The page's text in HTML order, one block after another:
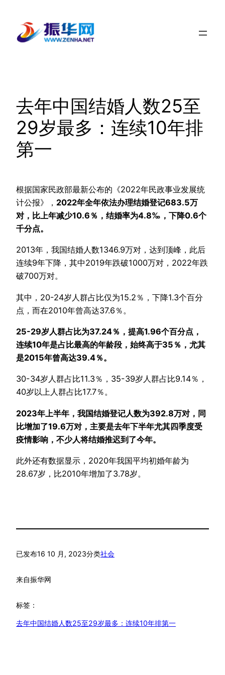
去年中国结婚人数25至
29岁最多：连续10年排
第一
根据国家民政部最新公布的《2022年民政事业发展统
计公报》， 2022年全年依法办理结婚登记683.5万
对，比上年减少10.6％，结婚率为4.8‰，下降0.6个
千分点。
2013年，我国结婚人数1346.9万对，达到顶峰，此后
连续9年下降，其中2019年跌破1000万对，2022年跌
破700万对。
其中，20-24岁人群占比仅为15.2％，下降1.3个百分
点，而在2010年曾高达37.6％。
25-29岁人群占比为37.24％，提高1.96个百分点，
连续10年是占比最高的年龄段，始终高于35％，尤其
是2015年曾高达39.4％。
30-34岁人群占比11.3％，35-39岁人群占比9.14％，
40岁以上人群占比17.7％。
2023年上半年，我国结婚登记人数为392.8万对，同
比增加了19.6万对，主要是去年下半年尤其四季度受
疫情影响，不少人将结婚推迟到了今年。
此外还有数据显示，2020年我国平均初婚年龄为
28.67岁，比2010年增加了3.78岁。
已发布16 10 月, 2023分类社会
来自振华网
标签：
去年中国结婚人数25至29岁最多：连续10年排第一